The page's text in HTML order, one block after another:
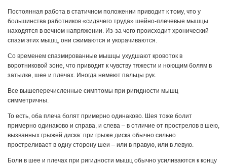
Постоянная работа в статичном положении приводит к тому, что у
большинства работников «сидячего труда» шейно-плечевые мышцы
находятся в вечном напряжении. Из-за чего происходит хронический
спазм этих мышц, они сжимаются и укорачиваются.
Со временем спазмированные мышцы ухудшают кровоток в
воротниковой зоне, что приводит к чувству тяжести и ноющим болям в
затылке, шее и плечах. Иногда немеют пальцы рук.
Все вышеперечисленные симптомы при ригидности мышц
симметричны.
То есть, оба плеча болят примерно одинаково. Шея тоже болит
примерно одинаково и справа, и слева – в отличие от прострелов в шею,
вызванных грыжей диска: при грыже диска обычно сильно
простреливает в одну сторону шеи – или в правую, или в левую.
Боли в шее и плечах при ригидности мышц обычно усиливаются к концу